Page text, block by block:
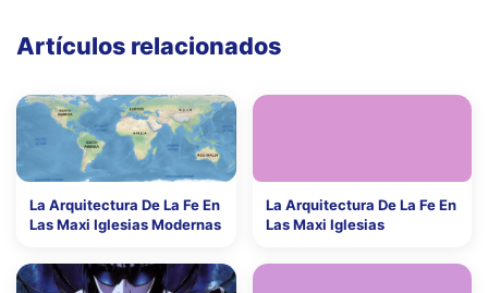
Artículos relacionados
La Arquitectura De La Fe En
Las Maxi Iglesias Modernas
La Arquitectura De La Fe En
Las Maxi Iglesias